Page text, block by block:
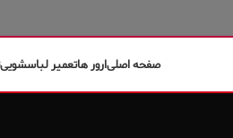
صفحه اصلیارور هاتعمیر لباسشویی